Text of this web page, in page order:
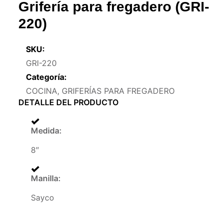
Grifería para fregadero (GRI-
220)
SKU:
GRI-220
Categoría:
COCINA, GRIFERÍAS PARA FREGADERO
DETALLE DEL PRODUCTO
Medida:
8″
Manilla:
Sayco